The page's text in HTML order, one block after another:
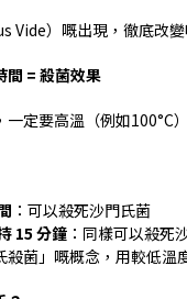
Vide）嘅出現，徹底改
間 = 殺菌效果
一定要高溫（例如100°C
：可以殺死沙門氏菌
15 分鐘 ：同樣可以殺死
殺菌」嘅概念，用較低溫